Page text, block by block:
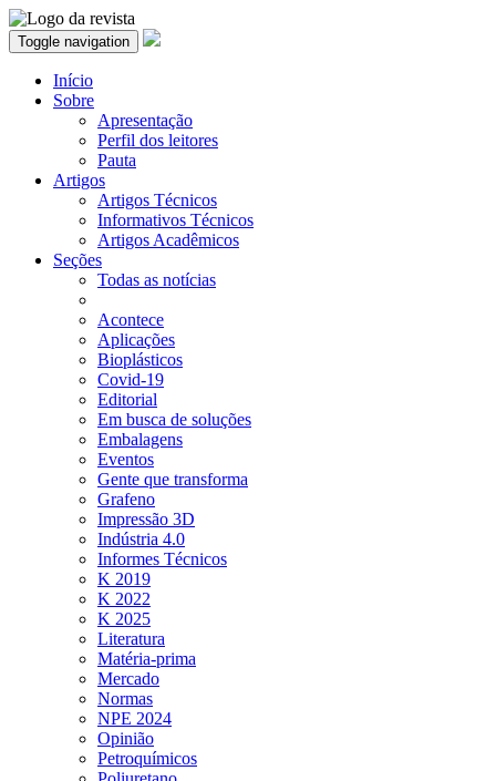
Toggle navigation
Início
Sobre
Apresentação
Perfil dos leitores
Pauta
Artigos
Artigos Técnicos
Informativos Técnicos
Artigos Acadêmicos
Seções
Todas as notícias
Acontece
Aplicações
Bioplásticos
Covid-19
Editorial
Em busca de soluções
Embalagens
Eventos
Gente que transforma
Grafeno
Impressão 3D
Indústria 4.0
Informes Técnicos
K 2019
K 2022
K 2025
Literatura
Matéria-prima
Mercado
Normas
NPE 2024
Opinião
Petroquímicos